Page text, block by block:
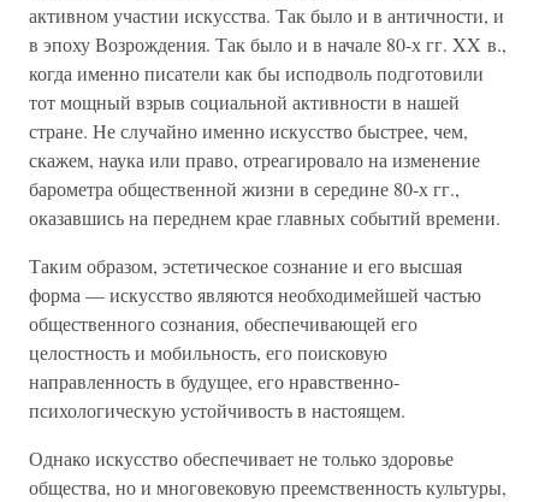
активном участии искусства. Так было и в античности, и
в эпоху Возрождения. Так было и в начале 80-х гг. XX в.,
когда именно писатели как бы исподволь подготовили
тот мощный взрыв социальной активности в нашей
стране. Не случайно именно искусство быстрее, чем,
скажем, наука или право, отреагировало на изменение
барометра общественной жизни в середине 80-х гг.,
оказавшись на переднем крае главных событий времени.
Таким образом, эстетическое сознание и его высшая
форма — искусство являются необходимейшей частью
общественного сознания, обеспечивающей его
целостность и мобильность, его поисковую
направленность в будущее, его нравственно-
психологическую устойчивость в настоящем.
Однако искусство обеспечивает не только здоровье
общества, но и многовековую преемственность культуры,